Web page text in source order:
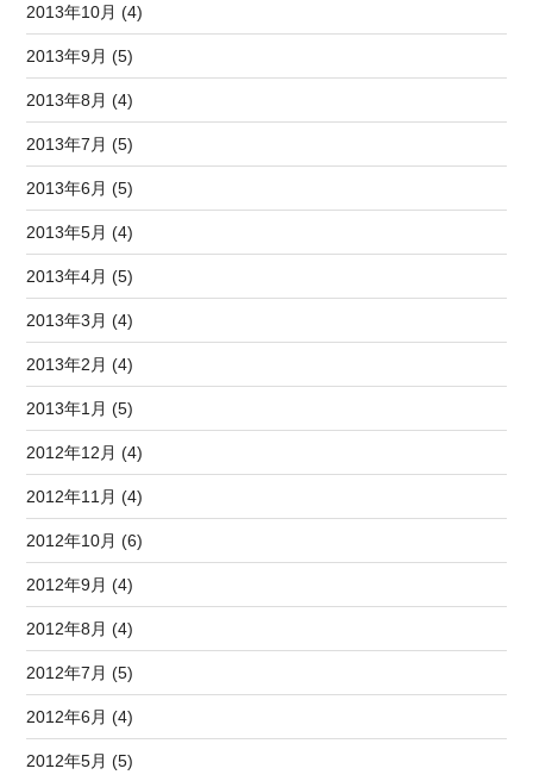
2013年10月 (4)
2013年9月 (5)
2013年8月 (4)
2013年7月 (5)
2013年6月 (5)
2013年5月 (4)
2013年4月 (5)
2013年3月 (4)
2013年2月 (4)
2013年1月 (5)
2012年12月 (4)
2012年11月 (4)
2012年10月 (6)
2012年9月 (4)
2012年8月 (4)
2012年7月 (5)
2012年6月 (4)
2012年5月 (5)